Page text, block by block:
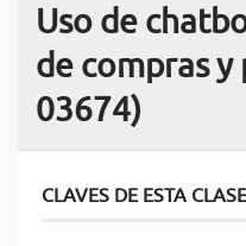
Uso de
de compras y
03674)
CLAVES DE ESTA